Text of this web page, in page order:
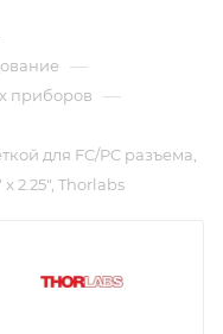
—
приборов —
для FC/PC разъема,
2.25", Thorlabs